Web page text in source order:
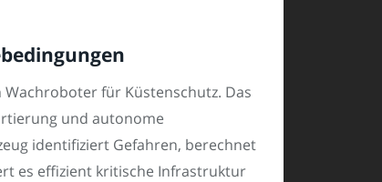
für Küstenschutz. Das
und autonome
identifiziert Gefahren, berechnet
es effizient kritische Infrastruktur